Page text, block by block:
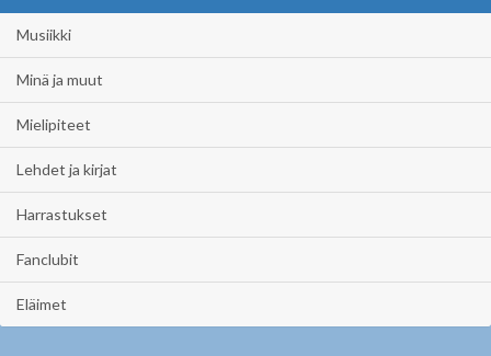
Musiikki
Minä ja muut
Mielipiteet
Lehdet ja kirjat
Harrastukset
Fanclubit
Eläimet